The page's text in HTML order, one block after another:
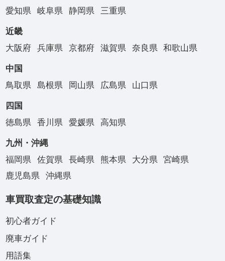
愛知県
岐阜県 静岡県 三重県
近畿
大阪府
兵庫県 京都府 滋賀県 奈良県 和歌山県
中国
鳥取県
島根県 岡山県 広島県 山口県
四国
徳島県
香川県 愛媛県 高知県
九州・沖縄
福岡県
佐賀県 長崎県 熊本県 大分県
宮崎県
鹿児島県
沖縄県
車買取査定の基礎知識
初心者ガイド
廃車ガイド
用語集